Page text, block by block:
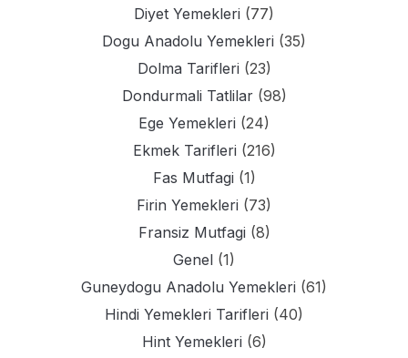
Diyet Yemekleri (77)
Dogu Anadolu Yemekleri (35)
Dolma Tarifleri (23)
Dondurmali Tatlilar(98)
Ege Yemekleri (24)
Ekmek Tarifleri (216)
Fas Mutfagi (1)
Firin Yemekleri (73)
Fransiz Mutfagi (8)
Genel (1)
Guneydogu Anadolu Yemekleri (61)
Hindi Yemekleri Tarifleri (40)
Hint Yemekleri (6)